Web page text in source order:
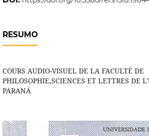
RESUMO
COURS AUDIO-VISUEL DE LA FACULTÉ DE
PHILOSOPHIE,SCIENCES ET LETTRES DE
PARANÁ